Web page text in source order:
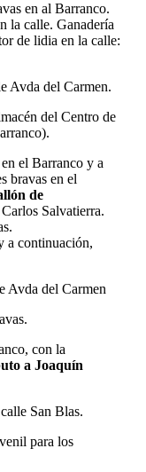
en al Barranco.
la calle. Ganadería
de lidia en la calle:
Avda del Carmen.
del Centro de
el Barranco y a
bravas en el
de
Salvatierra.
a continuación,
Avda del Carmen
con la
a Joaquín
San Blas.
para los